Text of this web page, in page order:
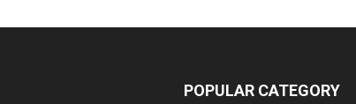
POPULAR CATEGORY